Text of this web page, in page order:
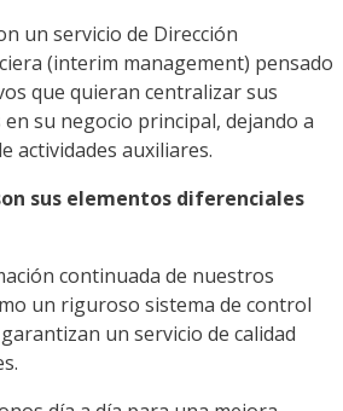
un servicio de Dirección
(interim management) pensado
que quieran centralizar sus
su negocio principal, dejando a
actividades auxiliares.
sus elementos diferenciales
continuada de nuestros
un riguroso sistema de control
un servicio de calidad